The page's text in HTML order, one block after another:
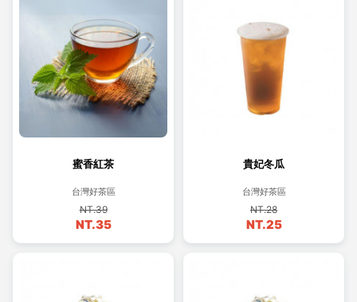
蜜香紅茶
台灣好茶區
NT.39
NT.35
貴妃冬瓜
台灣好茶區
NT.28
NT.25